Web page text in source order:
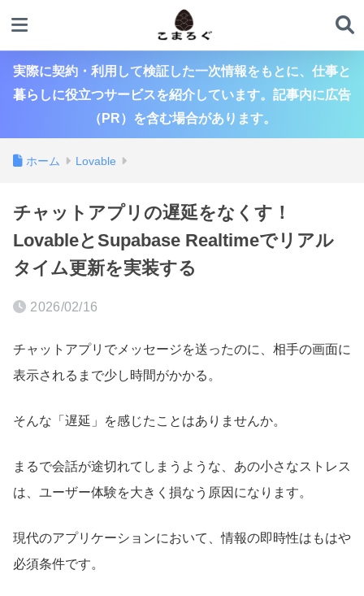
実際に契約・利用して検証した一次情報をもとに、仕事と
暮らしに役立つサービスを紹介しています。記事内に広告
（PR）を含む場合があります。
ホーム Lovable
チャットアプリの遅延をなくす！
LovableとSupabase Realtimeでリアル
タイム更新を実装する
2026/02/16
チャットアプリでメッセージを送ったのに、相手の画面に
表示されるまで少し時間がかかる。
そんな「遅延」を感じたことはありませんか。
まるで会話が途切れてしまうような、あの小さなストレス
は、ユーザー体験を大きく損なう原因になります。
現代のアプリケーションにおいて、情報の即時性はもはや
必須条件です。